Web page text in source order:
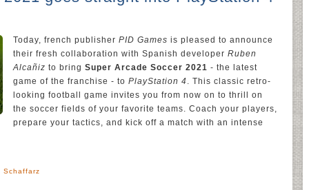
Today, french publisher PID Games is pleased to announce
their fresh collaboration with Spanish developer Ruben
Alcañiz to bring Super Arcade Soccer 2021 - the latest
game of the franchise - to PlayStation 4. This classic retro-
looking football game invites you from now on to thrill on
the soccer fields of your favorite teams. Coach your players,
prepare your tactics, and kick off a match with an intense
Schaffarz